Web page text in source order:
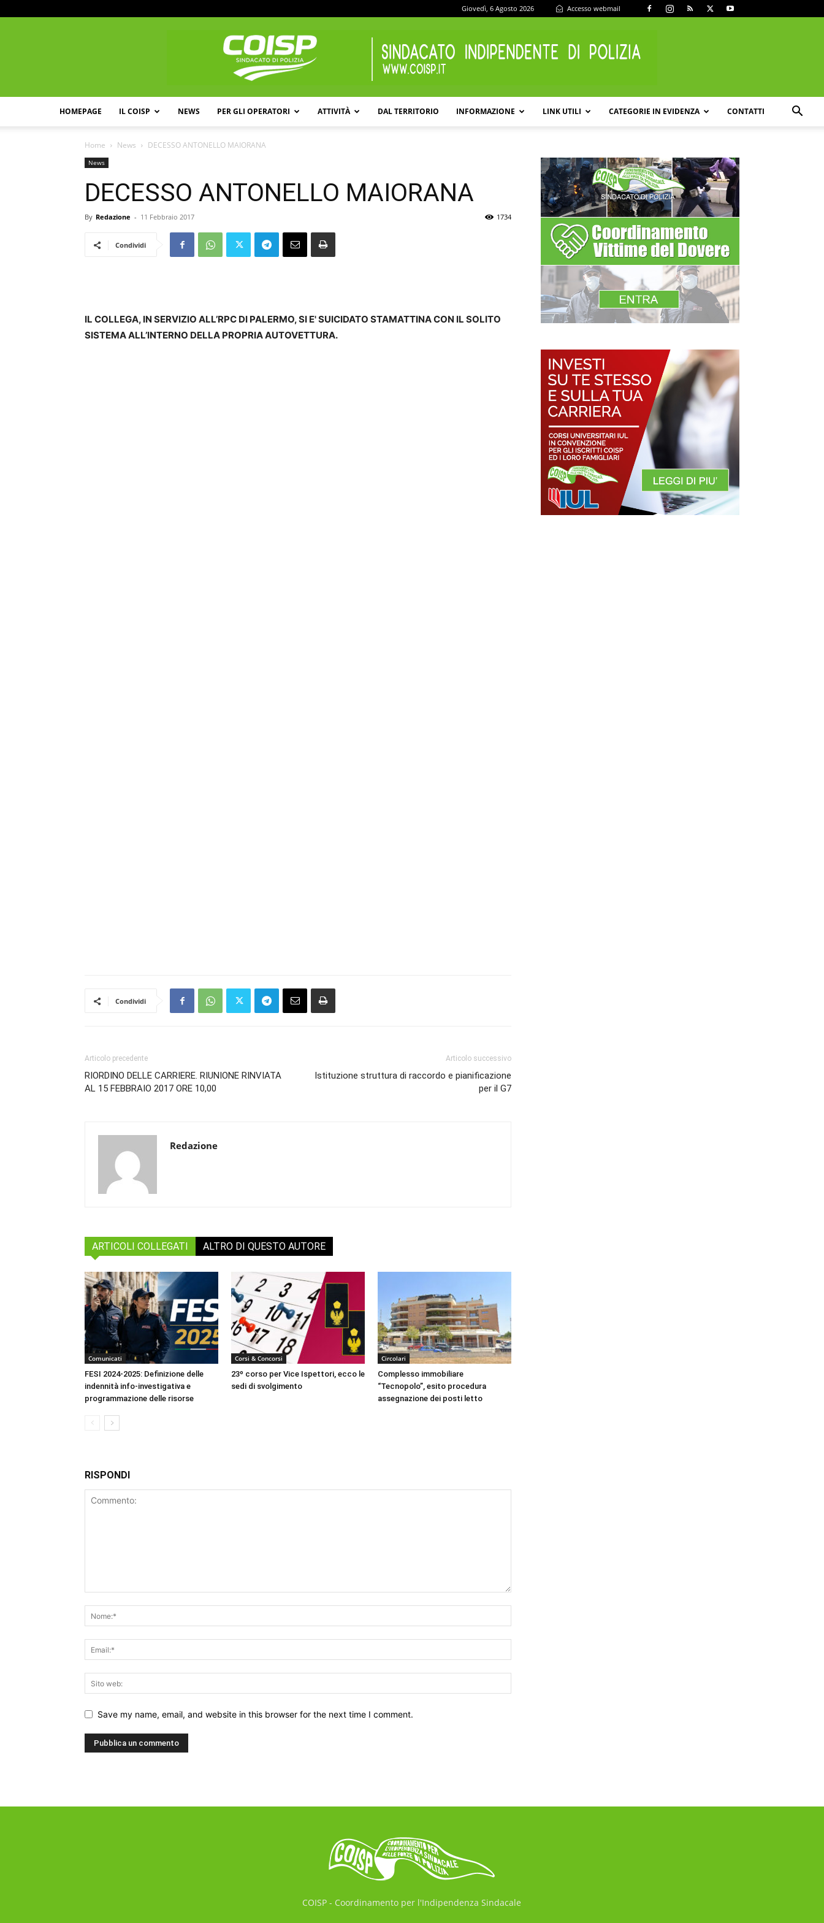
Giovedì, 6 Agosto 2026 Accesso webmail
HOMEPAGE IL COISP NEWS PER GLI OPERATORI ATTIVITÀ DAL TERRITORIO INFORMAZIONE LINK UTILI CATEGORIE IN EVIDENZA CONTATTI
Home News DECESSO ANTONELLO MAIORANA
News
DECESSO ANTONELLO MAIORANA
By Redazione - 11 Febbraio 2017 1734
Condividi
IL COLLEGA, IN SERVIZIO ALL’RPC DI PALERMO, SI E' SUICIDATO STAMATTINA CON IL SOLITO
SISTEMA ALL’INTERNO DELLA PROPRIA AUTOVETTURA.
Condividi
Articolo precedente
RIORDINO DELLE CARRIERE. RIUNIONE RINVIATA
AL 15 FEBBRAIO 2017 ORE 10,00
Articolo successivo
Istituzione struttura di raccordo e pianificazione
per il G7
Redazione
ARTICOLI COLLEGATI ALTRO DI QUESTO AUTORE
Comunicati
FESI 2024-2025: Definizione delle
indennità info-investigativa e
programmazione delle risorse
Corsi & Concorsi
23º corso per Vice Ispettori, ecco le
sedi di svolgimento
Circolari
Complesso immobiliare
“Tecnopolo”, esito procedura
assegnazione dei posti letto
RISPONDI
Save my name, email, and website in this browser for the next time I comment.
COISP - Coordinamento per l'Indipendenza Sindacale